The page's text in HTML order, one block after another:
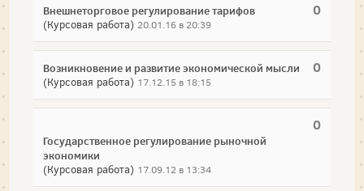
0
Внешнеторговое регулирование тарифов
(Курсовая работа) 20.01.16 в 20:39
0
Возникновение и развитие экономической мысли
(Курсовая работа) 17.12.15 в 18:15
0
Государственное регулирование рыночной
экономики
(Курсовая работа) 17.09.12 в 13:34